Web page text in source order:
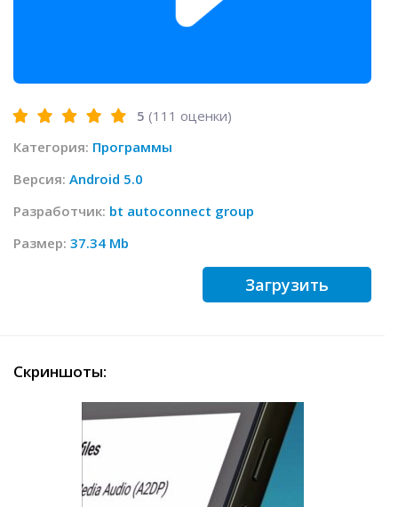
5 (111 оценки)
Категория: Программы
Версия: Android 5.0
Разработчик: bt autoconnect group
Размер: 37.34 Mb
Загрузить
Скриншоты: